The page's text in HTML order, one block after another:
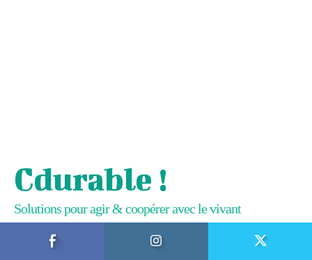
Cdurable !
Solutions pour agir & coopérer avec le vivant